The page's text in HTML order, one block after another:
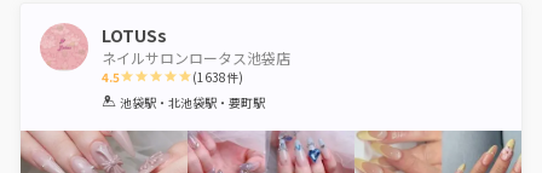
LOTUSs
ネイルサロンロータス池袋店
4.5
1 2 3 4 5
(1638件)
池袋駅・北池袋駅・要町駅